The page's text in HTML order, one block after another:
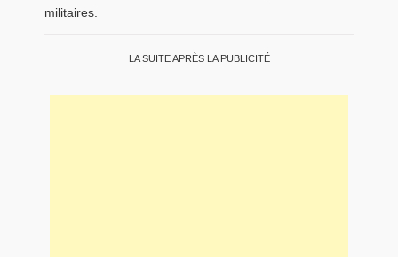
militaires.
LA SUITE APRÈS LA PUBLICITÉ